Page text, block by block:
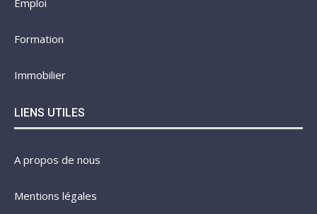
Emploi
Formation
Immobilier
LIENS UTILES
A propos de nous
Mentions légales